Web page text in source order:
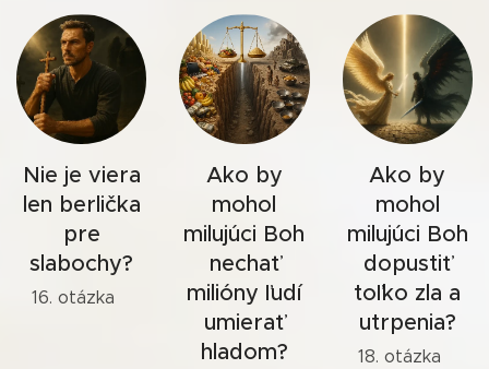
Nie je viera
len berlička
pre
slabochy?
16. otázka
Ako by
mohol
milujúci Boh
nechať
milióny ľudí
umierať
hladom?
Ako by
mohol
milujúci Boh
dopustiť
toľko zla a
utrpenia?
18. otázka